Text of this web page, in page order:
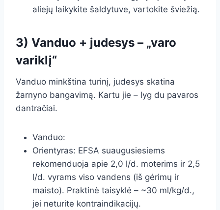
aliejų laikykite šaldytuve, vartokite šviežią.
3) Vanduo + judesys – „varo
variklį“
Vanduo minkština turinį, judesys skatina
žarnyno bangavimą. Kartu jie – lyg du pavaros
dantračiai.
Vanduo:
Orientyras: EFSA suaugusiesiems
rekomenduoja apie 2,0 l/d. moterims ir 2,5
l/d. vyrams viso vandens (iš gėrimų ir
maisto). Praktinė taisyklė – ~30 ml/kg/d.,
jei neturite kontraindikacijų.